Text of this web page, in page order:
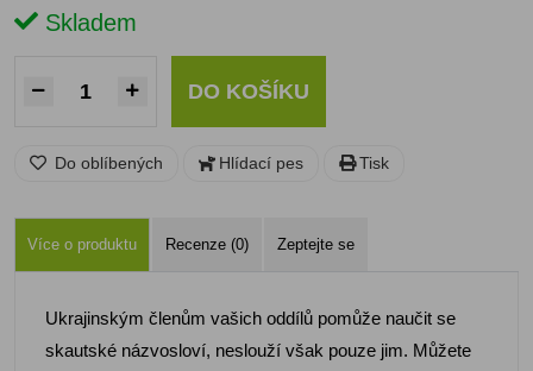
Skladem
DO KOŠÍKU
Do oblíbených Hlídací pes Tisk
Více o produktu Recenze (0) Zeptejte se
Ukrajinským členům vašich oddílů pomůže naučit se
skautské názvosloví, neslouží však pouze jim. Můžete